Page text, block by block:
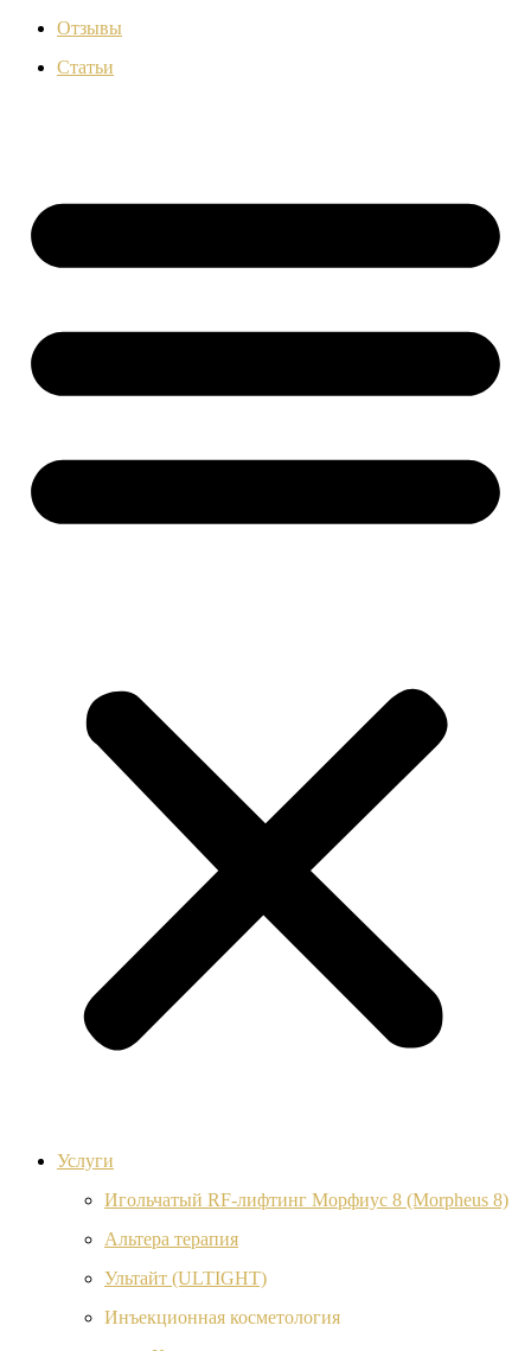
Отзывы
Статьи
Услуги
Игольчатый RF-лифтинг Морфиус 8 (Morpheus 8)
Альтера терапия
Ультайт (ULTIGHT)
Инъекционная косметология